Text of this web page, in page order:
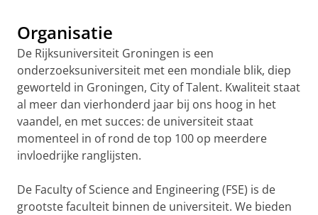
Organisatie
De Rijksuniversiteit Groningen is een
onderzoeksuniversiteit met een mondiale blik, diep
geworteld in Groningen, City of Talent. Kwaliteit staat
al meer dan vierhonderd jaar bij ons hoog in het
vaandel, en met succes: de universiteit staat
momenteel in of rond de top 100 op meerdere
invloedrijke ranglijsten.
De Faculty of Science and Engineering (FSE) is de
grootste faculteit binnen de universiteit. We bieden